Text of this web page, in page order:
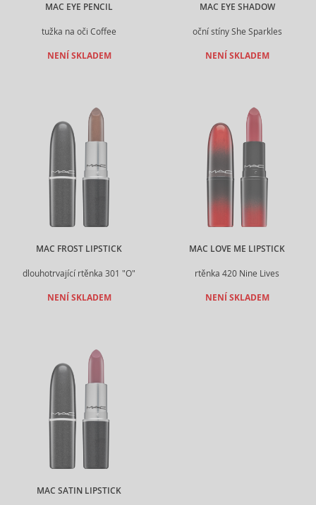
MAC EYE PENCIL
tužka na oči Coffee
NENÍ SKLADEM
MAC EYE SHADOW
oční stíny She Sparkles
NENÍ SKLADEM
MAC FROST LIPSTICK
dlouhotrvající rtěnka 301 "O"
NENÍ SKLADEM
MAC LOVE ME LIPSTICK
rtěnka 420 Nine Lives
NENÍ SKLADEM
MAC SATIN LIPSTICK